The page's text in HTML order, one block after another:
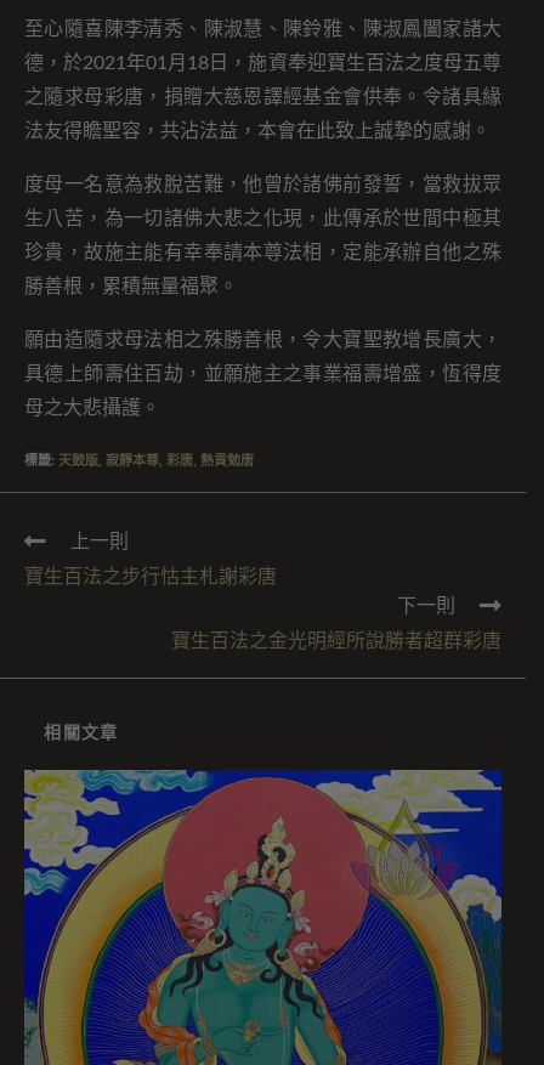
至心隨喜陳李清秀、陳淑慧、陳鈴雅、陳淑鳳闔家諸大
德，於2021年01月18日，施資奉迎寶生百法之度母五尊
之隨求母彩唐，捐贈大慈恩譯經基金會供奉。令諸具緣
法友得瞻聖容，共沾法益，本會在此致上誠摯的感謝。
度母一名意為救脫苦難，他曾於諸佛前發誓，當救拔眾
生八苦，為一切諸佛大悲之化現，此傳承於世間中極其
珍貴，故施主能有幸奉請本尊法相，定能承辦自他之殊
勝善根，累積無量福聚。
願由造隨求母法相之殊勝善根，令大寶聖教增長廣大，
具德上師壽住百劫，並願施主之事業福壽增盛，恆得度
母之大悲攝護。
標籤: 天鼓版, 寂靜本尊, 彩唐, 熱貢勉唐
上一則
寶生百法之步行怙主札謝彩唐
下一則
寶生百法之金光明經所說勝者超群彩唐
相關文章